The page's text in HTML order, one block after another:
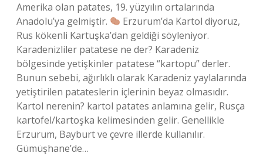
Amerika olan patates, 19. yüzyılın ortalarında
Anadolu’ya gelmiştir.
Erzurum’da Kartol diyoruz,
Rus kökenli Kartuşka’dan geldiği söyleniyor.
Karadenizliler patatese ne der? Karadeniz
bölgesinde yetişkinler patatese “kartopu” derler.
Bunun sebebi, ağırlıklı olarak Karadeniz yaylalarında
yetiştirilen patateslerin içlerinin beyaz olmasıdır.
Kartol nerenin? kartol patates anlamına gelir, Rusça
kartofel/kartoşka kelimesinden gelir. Genellikle
Erzurum, Bayburt ve çevre illerde kullanılır.
Gümüşhane’de…